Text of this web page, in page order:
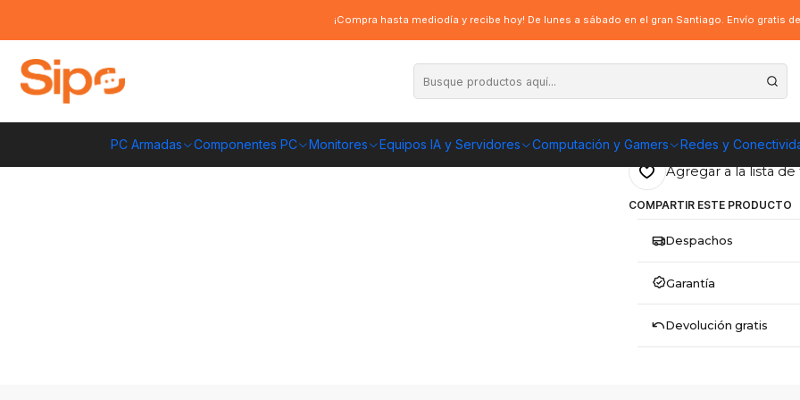
PC Armadas Componentes PC Monitores Equipos IA y Servidores Computación y Gamers Redes y
¡Compra hasta mediodía y recibe hoy! De lunes a sábado en el gran Santiago. Envío gratis
Procesador Intel Core i9-12900K [BX8071512900K]
Procesador
ENVÍO GRATIS A
Agregar a la lista de
COMPARTIR ESTE PRODUCTO
Despachos
Garantía
Devolución gratis